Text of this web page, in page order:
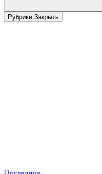
Рубрики Закрыть